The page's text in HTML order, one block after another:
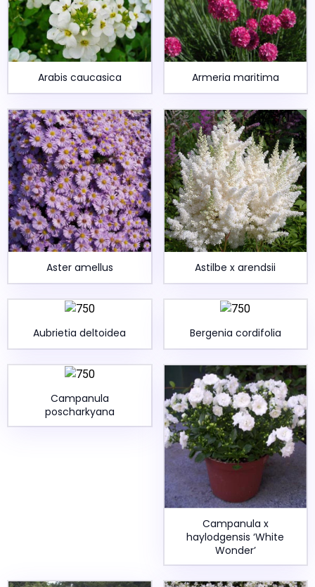
Arabis caucasica Armeria maritima
Aster amellus Astilbe x arendsii
Aubrietia deltoidea Bergenia cordifolia
Campanula
poscharkyana
Campanula x
haylodgensis ‘White
Wonder’